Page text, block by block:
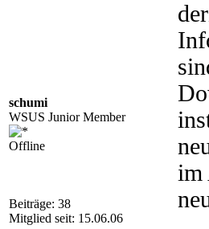
schumi
WSUS Junior Member
Offline
Beiträge: 38
Mitglied seit: 15.06.06
im